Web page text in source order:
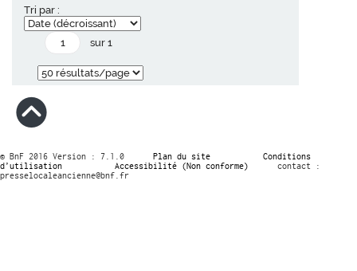
Tri par :
sur 1
© BnF 2016 Version : 7.1.0 Plan du site
Conditions
d’utilisation
Accessibilité (Non conforme)
contact :
presselocaleancienne@bnf.fr